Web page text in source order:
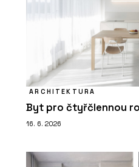
ARCHITEKTURA
Byt pro čtyřčlennou
16. 6. 2026